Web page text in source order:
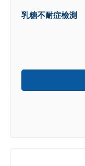
乳糖不耐症檢測